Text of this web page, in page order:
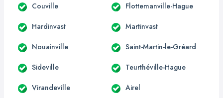
Couville Flottemanville-Hague
Hardinvast Martinvast
Nouainville Saint-Martin-le-Gréard
Sideville Teurthéville-Hague
Virandeville Airel